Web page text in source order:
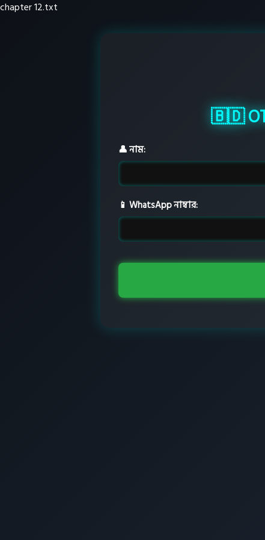
chapter 12.txt
🇧🇩
👤 নাম:
📱 WhatsApp নাম্বার: